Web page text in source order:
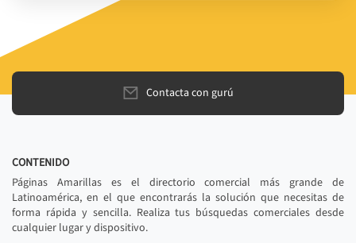
Contacta con gurú
CONTENIDO
Páginas Amarillas es el directorio comercial más grande de
Latinoamérica, en el que encontrarás la solución que necesitas de
forma rápida y sencilla. Realiza tus búsquedas comerciales desde
cualquier lugar y dispositivo.